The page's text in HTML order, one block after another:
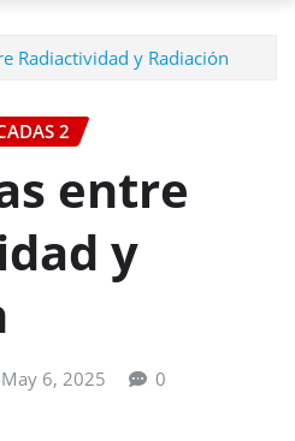
Radiactividad y Radiación
2
entre
y
May 6, 2025 0